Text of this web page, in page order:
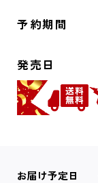
予約期間
発売日
お届け予定日